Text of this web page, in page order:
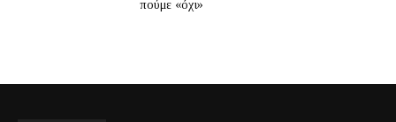
πούμε «όχι»